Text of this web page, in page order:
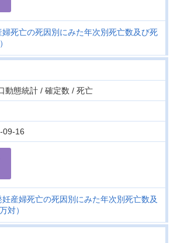
婦死亡の死因別にみた年次別死亡数及び死
動態統計 / 確定数 / 死亡
09-16
妊産婦死亡の死因別にみた年次別死亡数及
対）